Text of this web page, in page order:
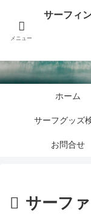
サーフィンに関するニ
ホーム
サーフグッズ
お問合せ
サーフ
メニュー
サーフィ